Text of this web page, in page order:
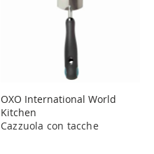
OXO International World
Kitchen
Cazzuola con tacche